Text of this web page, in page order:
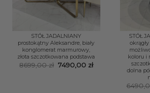
STÓŁ JADALNIANY
prostokątny Aleksandre, biały
konglomerat marmurowy,
złota szczotkowana podstawa
8699,00zł Pierwotna
7490,00 złAktualna
7490,00 zł.
STÓŁ
koloru i
dolna